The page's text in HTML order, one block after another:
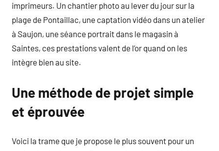
imprimeurs. Un chantier photo au lever du jour sur la
plage de Pontaillac, une captation vidéo dans un atelier
à Saujon, une séance portrait dans le magasin à
Saintes, ces prestations valent de l’or quand on les
intègre bien au site.
Une méthode de projet simple
et éprouvée
Voici la trame que je propose le plus souvent pour un